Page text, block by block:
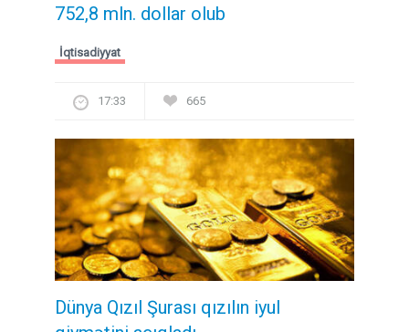
752,8 mln. dollar olub
İqtisadiyyat
17:33 665
Dünya Qızıl Şurası qızılın iyul